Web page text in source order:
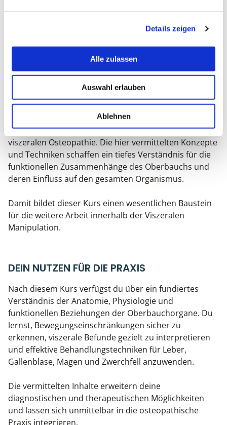
Details zeigen
Alle zulassen
Auswahl erlauben
Ablehnen
die tägliche Praxis integrieren und bilden eine wichtige
EIN ZENTRALER KURS DER VISZERALEN
MANIPULATION
Die Arbeit mit Leber, Gallenblase, Magen und
Zwerchfell gehört zu den wichtigsten Grundlagen der
viszeralen Osteopathie. Die hier vermittelten Konzepte
und Techniken schaffen ein tiefes Verständnis für die
funktionellen Zusammenhänge des Oberbauchs und
deren Einfluss auf den gesamten Organismus.
Damit bildet dieser Kurs einen wesentlichen Baustein
für die weitere Arbeit innerhalb der Viszeralen
Manipulation.
DEIN NUTZEN FÜR DIE PRAXIS
Nach diesem Kurs verfügst du über ein fundiertes
Verständnis der Anatomie, Physiologie und
funktionellen Beziehungen der Oberbauchorgane. Du
lernst, Bewegungseinschränkungen sicher zu
erkennen, viszerale Befunde gezielt zu interpretieren
und effektive Behandlungstechniken für Leber,
Gallenblase, Magen und Zwerchfell anzuwenden.
Die vermittelten Inhalte erweitern deine
diagnostischen und therapeutischen Möglichkeiten
und lassen sich unmittelbar in die osteopathische
Praxis integrieren.